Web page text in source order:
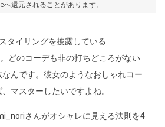
還元されることがあります。
タイリングを披露している
どのコーデも非の打ちどころがない
んです。彼女のようなおしゃれコー
マスターしたいですよね。
さんがオシャレに見える法則を4